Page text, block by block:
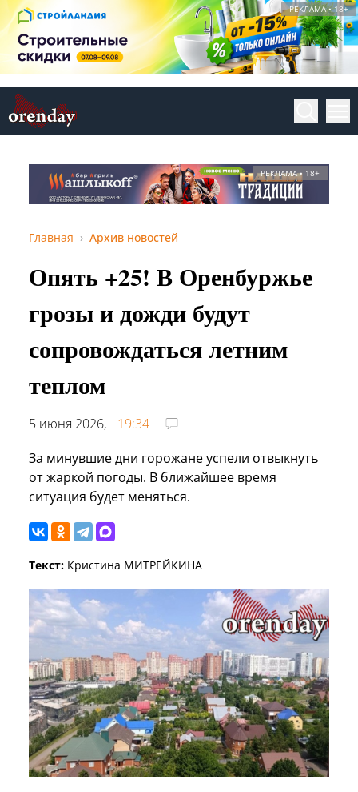
РЕКЛАМА • 18+
РЕКЛАМА • 18+
Главная Архив новостей
Опять +25! В Оренбуржье
грозы и дожди будут
сопровождаться летним
теплом
5 июня 2026,
19:34
За минувшие дни горожане успели отвыкнуть
от жаркой погоды. В ближайшее время
ситуация будет меняться.
Текст: Кристина МИТРЕЙКИНА